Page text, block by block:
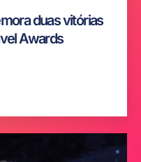
duas vitórias
Awards